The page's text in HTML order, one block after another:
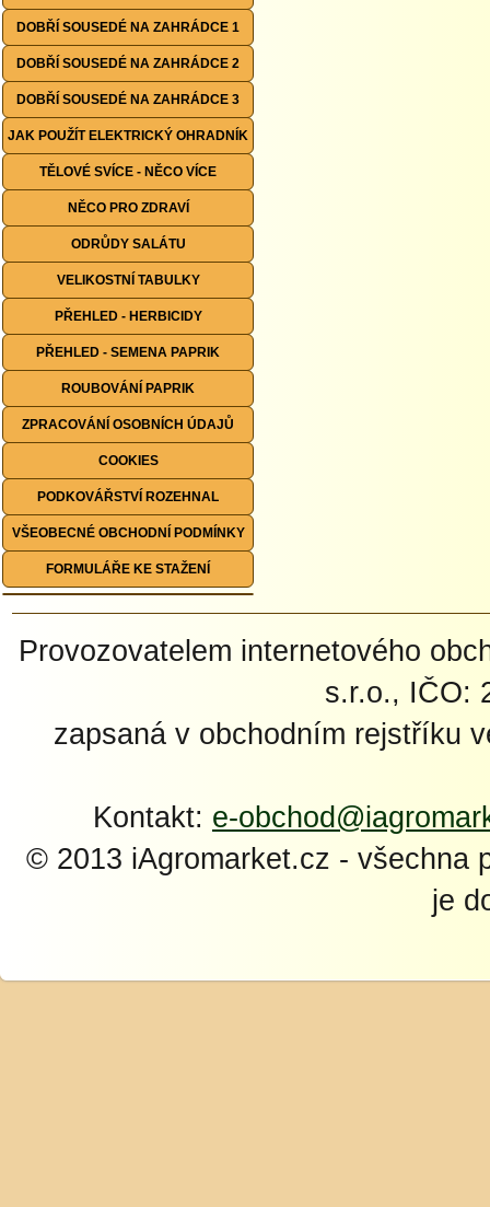
DOBŘÍ SOUSEDÉ NA ZAHRÁDCE 1
DOBŘÍ SOUSEDÉ NA ZAHRÁDCE 2
DOBŘÍ SOUSEDÉ NA ZAHRÁDCE 3
JAK POUŽÍT ELEKTRICKÝ OHRADNÍK
TĚLOVÉ SVÍCE - NĚCO VÍCE
NĚCO PRO ZDRAVÍ
ODRŮDY SALÁTU
VELIKOSTNÍ TABULKY
PŘEHLED - HERBICIDY
PŘEHLED - SEMENA PAPRIK
ROUBOVÁNÍ PAPRIK
ZPRACOVÁNÍ OSOBNÍCH ÚDAJŮ
COOKIES
PODKOVÁŘSTVÍ ROZEHNAL
VŠEOBECNÉ OBCHODNÍ PODMÍNKY
FORMULÁŘE KE STAŽENÍ
Provozovatelem internetového
s.r.o., IČO:
zapsaná v obchodním rejstříku
Kontakt: e-
© 2013 iAgromarket.cz - všechna
je